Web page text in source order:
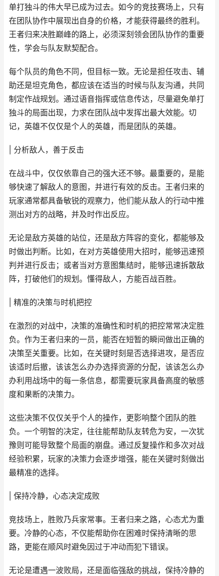
单打独斗的伟大早已成为过去。如今的竞技赛场上，只有
在团队协作中展现出自身的价格，才能获得最终的胜利。
王者归来决胜巅峰的路上，必须深刻领会团队协作的重要
性，学会与队友默契配合。
每个队员的角色不同，但目标一致。无论是担任攻击、辅
助还是坦克角色，都应该在适当的时候与队友沟通，共同
制定作战规划。通过语音指挥或信息传达，尽量避免单打
独斗的局面出现，力求在团队战中发挥出最大效能。切
记，英雄不仅仅是个人的英雄，而是团队的英雄。
| 分析敌人，善于反击
在战斗中，仅仅依靠自己的强大还不够。最重要的，是能
够快速了解敌人的意图，并进行有效的反击。王者归来的
玩家通常都具备敏锐的观察力，他们能从敌人的行动中推
测出对方的战略，并及时作出反应。
无论是敌方英雄的站位，还是敌方阵容的变化，都能够及
时做出判断。比如，在对方英雄使用大招时，能够迅速预
判并进行反击；或者当对方意图集结时，能够迅速拆散敌
阵，打破他们的规划。懂得敌人，方能百战百胜。
| 精准的决策与时机把控
在激烈的对战中，决策的准确性和时机的把控常常决定胜
负。作为王者归来的一员，能否在短暂的瞬间做出正确的
决策至关重要。比如，在关键时刻是否选择进攻，是否应
该适时后撤，该该怎么办办选择资源的分配，该该怎么办
办利用战场中的每一条信息，都需要玩家具备高度的敏感
度和果断的决策力。
这些决策不仅仅关乎个人的操作，更影响整个团队的胜
负。一个明智的决定，往往能帮助队友转危为安，一次犹
豫则可能导致整个局面的崩盘。通过反复操作和多次对战
经验积累，玩家的决策力会逐步增强，能在关键时刻做出
最精准的选择。
| 保持冷静，心态决定成败
竞技场上，胜败乃兵家常事。王者归来之路，心态尤为重
要。冷静的心态，不仅能帮助你在困难时保持清晰的思
路，更能在顺风时避免因过于冲动而犯下错误。
无论是遭遇一波败局，还是面临强敌的挑战，保持冷静的